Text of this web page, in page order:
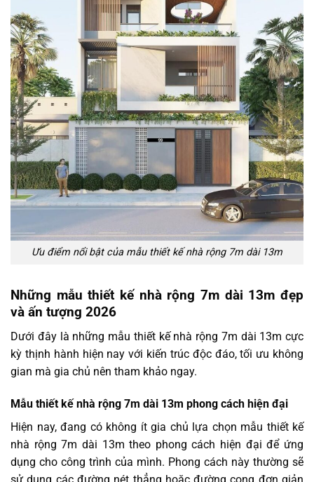
Ưu điểm nổi bật của mẫu thiết kế nhà rộng 7m dài 13m
Những mẫu thiết kế nhà rộng 7m dài 13m đẹp
và ấn tượng 2026
Dưới đây là những mẫu thiết kế nhà rộng 7m dài 13m cực
kỳ thịnh hành hiện nay với kiến trúc độc đáo, tối ưu không
gian mà gia chủ nên tham khảo ngay.
Mẫu thiết kế nhà rộng 7m dài 13m phong cách hiện đại
Hiện nay, đang có không ít gia chủ lựa chọn mẫu thiết kế
nhà rộng 7m dài 13m theo phong cách hiện đại để ứng
dụng cho công trình của mình. Phong cách này thường sẽ
sử dụng các đường nét thẳng hoặc đường cong đơn giản